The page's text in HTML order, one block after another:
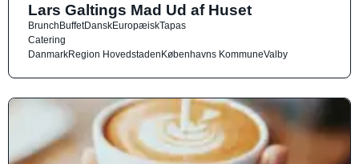
Lars Galtings Mad Ud af Huset
BrunchBuffetDanskEuropæiskTapas
Catering
DanmarkRegion HovedstadenKøbenhavns KommuneValby